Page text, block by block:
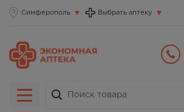
Симферополь Выбрать аптеку